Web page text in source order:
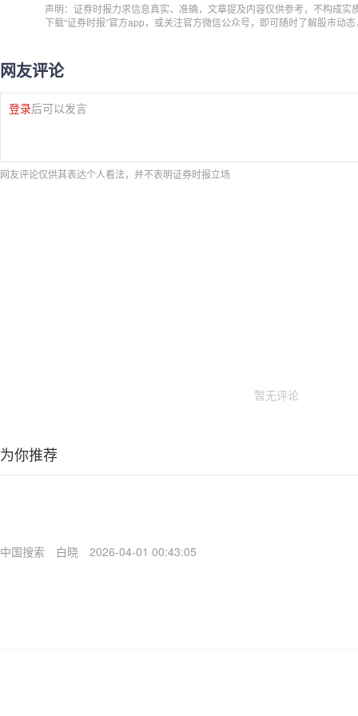
声明：证券时报力求信息真实、准确，文章提及内容仅供参考，不构成实
下载“证券时报”官方app，或关注官方微信公众号，即可随时了解股市动
网友评论
登录后可以发言
网友评论仅供其表达个人看法，并不表明证券时报立场
暂无评论
为你推荐
中国搜索 白晓 2026-04-01 00:43:05